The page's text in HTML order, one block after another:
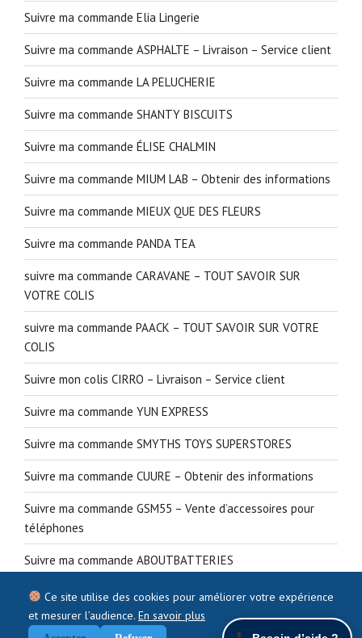
Suivre ma commande Elia Lingerie
Suivre ma commande ASPHALTE – Livraison – Service client
Suivre ma commande LA PELUCHERIE
Suivre ma commande SHANTY BISCUITS
Suivre ma commande ÉLISE CHALMIN
Suivre ma commande MIUM LAB – Obtenir des informations
Suivre ma commande MIEUX QUE DES FLEURS
Suivre ma commande PANDA TEA
suivre ma commande CARAVANE – TOUT SAVOIR SUR
VOTRE COLIS
suivre ma commande PAACK – TOUT SAVOIR SUR VOTRE
COLIS
Suivre mon colis CIRRO – Livraison – Service client
Suivre ma commande YUN EXPRESS
Suivre ma commande SMYTHS TOYS SUPERSTORES
Suivre ma commande CUURE – Obtenir des informations
Suivre ma commande GSM55 – Vente d’accessoires pour
téléphones
Suivre ma commande ABOUTBATTERIES
Ce site utilise des cookies pour améliorer votre expérience
et mesurer l’audience. En savoir plus